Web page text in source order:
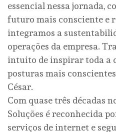
essencial nessa jornada,
futuro mais consciente e
integramos a
operações da empresa.
intuito de inspirar toda a
posturas mais
César.
Com quase três décadas
Soluções é reconhecida
serviços de internet e